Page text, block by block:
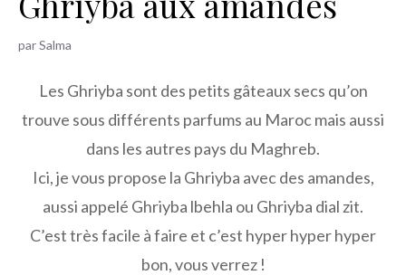
h
parSalma
Les Ghriyba sont des petits gâteaux secs qu’on
trouve sous différents parfums au Maroc mais aussi
dans les autres pays du Maghreb.
Ici, je vous propose la Ghriyba avec des amandes,
aussi appelé Ghriyba lbehla ou Ghriyba dial zit.
C’est très facile à faire et c’est hyper hyper hyper
bon, vous verrez !